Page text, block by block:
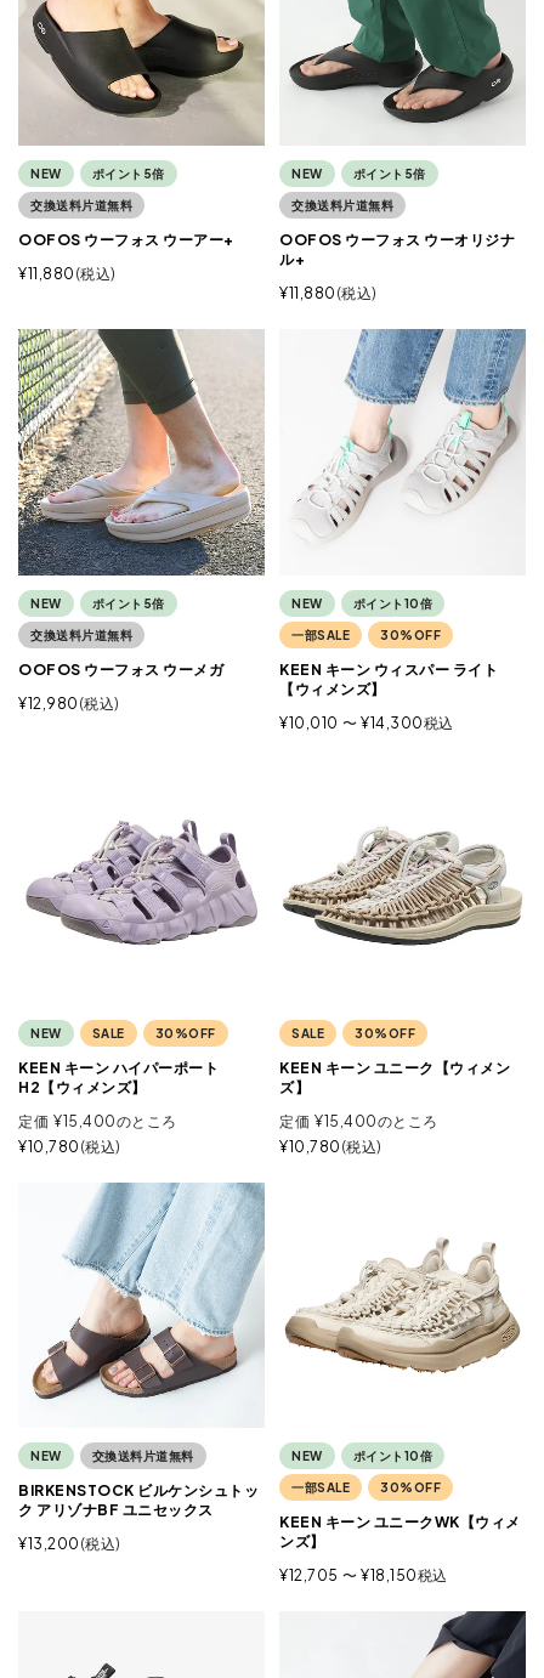
NEW ポイント5倍
交換送料片道無料
OOFOS ウーフォス ウーアー+
¥11,880 税込
NEW ポイント5倍
交換送料片道無料
OOFOS ウーフォス ウーオリジナ
ル+
¥11,880 税込
NEW ポイント5倍
交換送料片道無料
OOFOS ウーフォス ウーメガ
¥12,980 税込
NEW ポイント10倍
一部SALE 30%OFF
KEEN キーン ウィスパー ライト
【ウィメンズ】
¥10,010 〜 ¥14,300税込
NEW SALE 30%OFF
KEEN キーン ハイパーポート
H2【ウィメンズ】
定価 ¥15,400のところ
¥10,780 税込
SALE 30%OFF
KEEN キーン ユニーク【ウィメン
ズ】
定価 ¥15,400のところ
¥10,780 税込
NEW 交換送料片道無料
BIRKENSTOCK ビルケンシュトッ
ク アリゾナBF ユニセックス
¥13,200 税込
NEW ポイント10倍
一部SALE 30%OFF
KEEN キーン ユニークWK【ウィメ
ンズ】
¥12,705 〜 ¥18,150税込